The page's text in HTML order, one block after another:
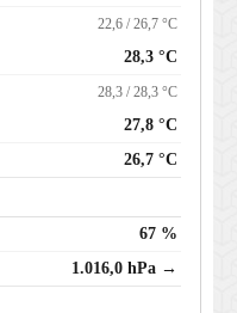
22,6 / 26,7 °C
28,3 °C
28,3 / 28,3 °C
27,8 °C
26,7 °C
67 %
1.016,0 hPa →